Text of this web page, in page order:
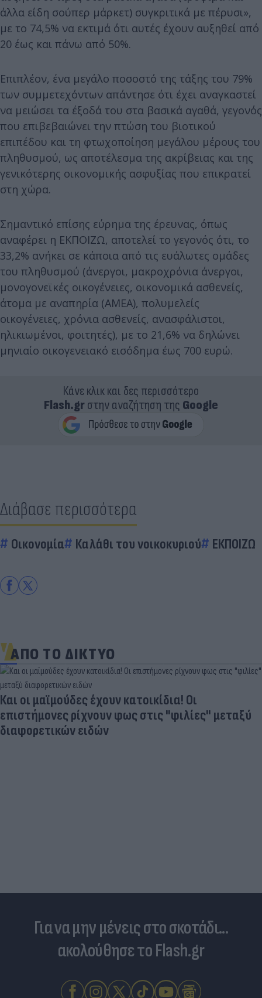
άλλα είδη σούπερ μάρκετ) συγκριτικά με πέρυσι»,
με το 74,5% να εκτιμά ότι αυτές έχουν αυξηθεί από
20 έως και πάνω από 50%.
Επιπλέον, ένα μεγάλο ποσοστό της τάξης του 79%
των συμμετεχόντων απάντησε ότι έχει αναγκαστεί
να μειώσει τα έξοδά του στα βασικά αγαθά, γεγονός
που επιβεβαιώνει την πτώση του βιοτικού
επιπέδου και τη φτωχοποίηση μεγάλου μέρους του
πληθυσμού, ως αποτέλεσμα της ακρίβειας και της
γενικότερης οικονομικής ασφυξίας που επικρατεί
στη χώρα.
Σημαντικό επίσης εύρημα της έρευνας, όπως
αναφέρει η ΕΚΠΟΙΖΩ, αποτελεί το γεγονός ότι, το
33,2% ανήκει σε κάποια από τις ευάλωτες ομάδες
του πληθυσμού (άνεργοι, μακροχρόνια άνεργοι,
μονογονεϊκές οικογένειες, οικονομικά ασθενείς,
άτομα με αναπηρία (ΑMEA), πολυμελείς
οικογένειες, χρόνια ασθενείς, ανασφάλιστοι,
ηλικιωμένοι, φοιτητές), με το 21,6% να δηλώνει
μηνιαίο οικογενειακό εισόδημα έως 700 ευρώ.
Κάνε κλικ και δες περισσότερο
Flash.grστην αναζήτηση της Google
Διάβασε περισσότερα
Οικονομία Καλάθι του νοικοκυριού ΕΚΠΟΙΖΩ
ΑΠΟ ΤΟ ΔΙΚΤΥΟ
Και οι μαϊμούδες έχουν κατοικίδια! Οι
επιστήμονες ρίχνουν φως στις "φιλίες" μεταξύ
διαφορετικών ειδών
Για να μην μένεις στο σκοτάδι...
ακολούθησε το Flash.gr